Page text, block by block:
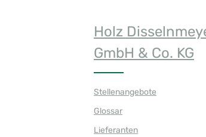
Holz
GmbH & Co. KG
Stellenangebote
Glossar
Lieferanten